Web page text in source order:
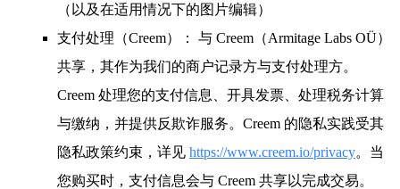
（以及在适用情况下的图片编辑）
支付处理（Creem）：
与 Creem（Armitage Labs OÜ）
共享，其作为我们的商户记录方与支付处理方。
Creem 处理您的支付信息、开具发票、处理税务计算
与缴纳，并提供反欺诈服务。Creem 的隐私实践受其
隐私政策约束，详见 https://www.creem.io/privacy。当
您购买时，支付信息会与 Creem 共享以完成交易。